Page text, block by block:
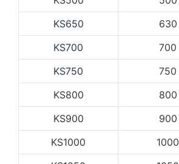
KS650
630
KS700
700
KS750
750
KS800
800
KS900
900
KS1000
1000